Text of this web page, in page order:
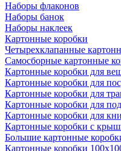
Наборы флаконов
Наборы банок
Наборы наклеек
Картонные коробки
Четырехклапанные
Самосборные картонные
Картонные коробки для
Картонные коробки для
Картонные коробки для
Картонные коробки для
Картонные коробки для
Картонные коробки с
Большие картонные
Картонные коробки